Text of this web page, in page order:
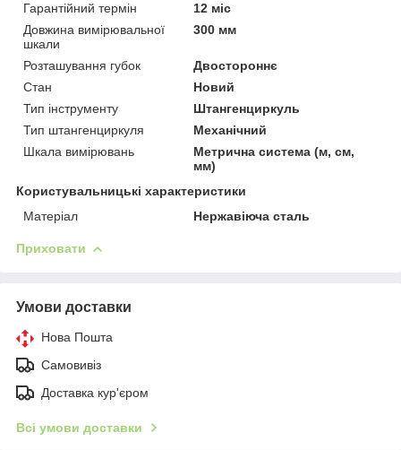
Гарантійний термін
12 міс
Довжина вимірювальної
шкали
300 мм
Розташування губок
Двостороннє
Стан
Новий
Тип інструменту
Штангенциркуль
Тип штангенциркуля
Механічний
Шкала вимірювань
Метрична система (м, см,
мм)
Користувальницькі характеристики
Матеріал
Нержавіюча сталь
Приховати
Умови доставки
Нова Пошта
Самовивіз
Доставка кур'єром
Всі умови доставки